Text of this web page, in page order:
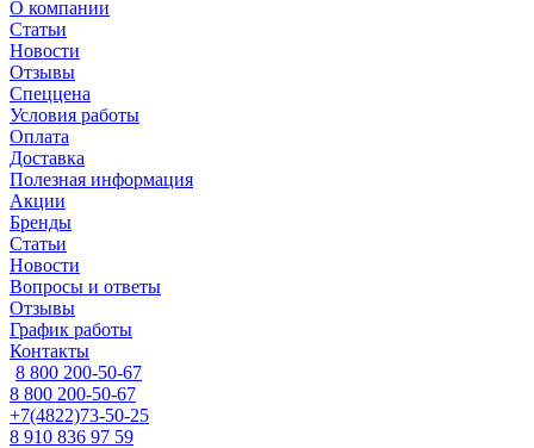
О компании
Статьи
Новости
Отзывы
Спеццена
Условия работы
Оплата
Доставка
Полезная информация
Акции
Бренды
Статьи
Новости
Вопросы и ответы
Отзывы
График работы
Контакты
8 800 200-50-67
8 800 200-50-67
+7(4822)73-50-25
8 910 836 97 59